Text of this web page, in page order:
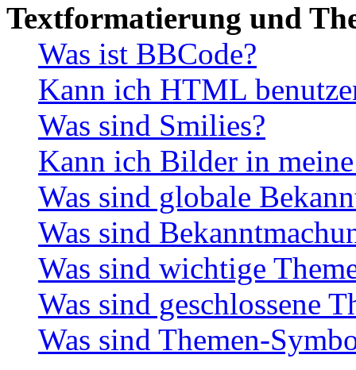
Textformatierung und
Was ist BBCode?
Kann ich HTML
Was sind Smilies?
Kann ich Bilder in
Was sind globale
Was sind
Was sind wichtige
Was sind geschlossene
Was sind Themen-